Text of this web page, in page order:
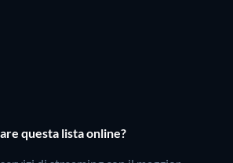
questa lista online?